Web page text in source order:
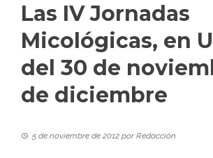
Las IV Jornadas
Micológicas, en
del 30 de
de diciembre
5 de noviembre de 2012 porRedacción